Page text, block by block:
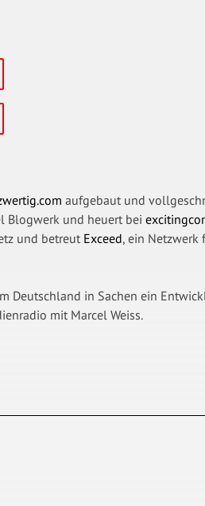
aufgebaut und
Blogwerk und heuert bei
und betreut Exceed, ein Netzwerk
Deutschland in Sachen ein
mit Marcel Weiss.